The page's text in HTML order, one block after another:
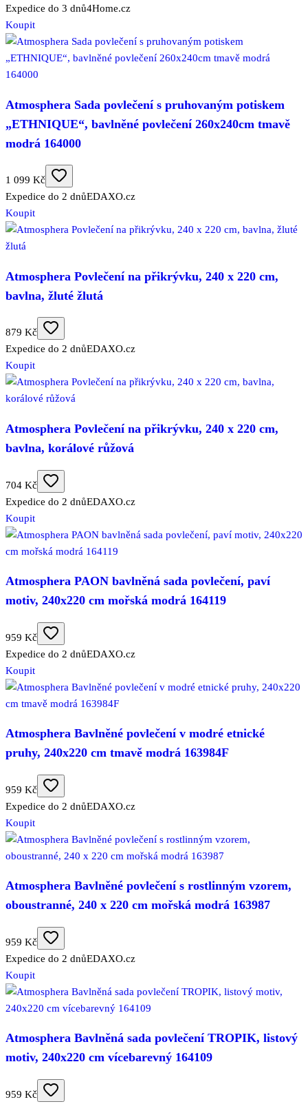
Expedice do 3 dnů4Home.cz
Koupit
Atmosphera Sada povlečení s pruhovaným potiskem
„ETHNIQUE“, bavlněné povlečení 260x240cm tmavě
modrá 164000
1 099 Kč
Expedice do 2 dnůEDAXO.cz
Koupit
Atmosphera Povlečení na přikrývku, 240 x 220 cm,
bavlna, žluté žlutá
879 Kč
Expedice do 2 dnůEDAXO.cz
Koupit
Atmosphera Povlečení na přikrývku, 240 x 220 cm,
bavlna, korálové růžová
704 Kč
Expedice do 2 dnůEDAXO.cz
Koupit
Atmosphera PAON bavlněná sada povlečení, paví
motiv, 240x220 cm mořská modrá 164119
959 Kč
Expedice do 2 dnůEDAXO.cz
Koupit
Atmosphera Bavlněné povlečení v modré etnické
pruhy, 240x220 cm tmavě modrá 163984F
959 Kč
Expedice do 2 dnůEDAXO.cz
Koupit
Atmosphera Bavlněné povlečení s rostlinným vzorem,
oboustranné, 240 x 220 cm mořská modrá 163987
959 Kč
Expedice do 2 dnůEDAXO.cz
Koupit
Atmosphera Bavlněná sada povlečení TROPIK, listový
motiv, 240x220 cm vícebarevný 164109
959 Kč